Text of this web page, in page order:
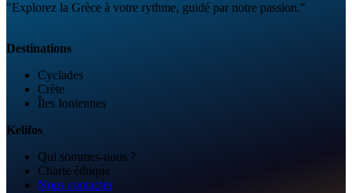
"Explorez la Grèce à votre rythme, guidé par notre passion."
Destinations
Cyclades
Crète
Îles Ioniennes
Kelifos
Qui sommes-nous ?
Charte éthique
Nous contacter